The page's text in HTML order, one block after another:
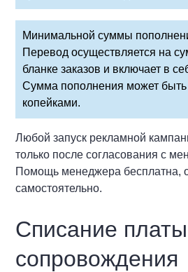
Минимальной суммы
Перевод осуществляется на
бланке заказов и включает в
Сумма пополнения может быть
копейками.
Любой запуск рекламной
только после согласования с
Помощь менеджера бесплатна,
самостоятельно.
Списание платы
сопровождения